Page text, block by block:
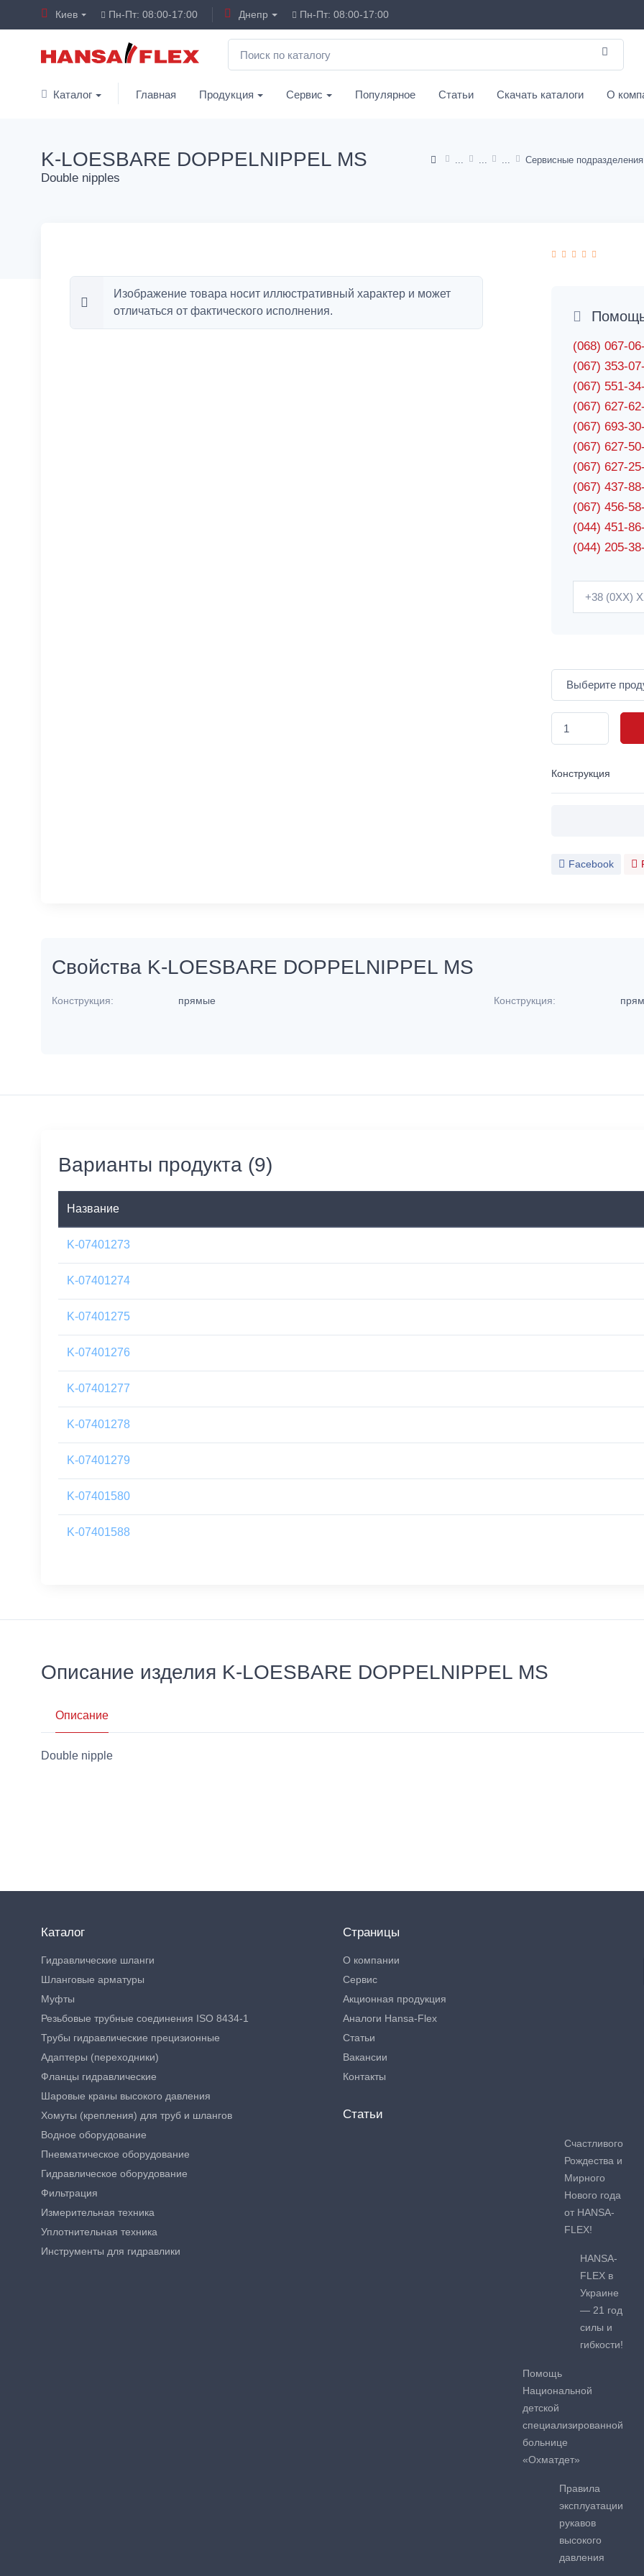
Киев Пн-Пт: 08:00-17:00 Днепр Пн-Пт: 08:00-17:00
Каталог Главная Продукция Сервис Популярное Статьи Скачать каталоги О
K-LOESBARE DOPPELNIPPEL MS
Double nipples
Изображение товара носит иллюстративный характер и может
отличаться от фактического исполнения.
(068) 067-
(067) 353-
(067) 551-
(067) 627-
(067) 693-
(067) 627-
(067) 627-
(067) 437-
(067) 456-
(044) 451-
(044) 205-
Конструкция
Facebook
Свойства K-LOESBARE DOPPELNIPPEL MS
Конструкция: прямые Конструкция:
Варианты продукта (9)
Название
K-07401273
K-07401274
K-07401275
K-07401276
K-07401277
K-07401278
K-07401279
K-07401580
K-07401588
Описание изделия K-LOESBARE DOPPELNIPPEL MS
Описание
Double nipple
Каталог
Гидравлические шланги
Шланговые арматуры
Муфты
Резьбовые трубные соединения ISO 8434-1
Трубы гидравлические прецизионные
Адаптеры (переходники)
Фланцы гидравлические
Шаровые краны высокого давления
Хомуты (крепления) для труб и шлангов
Водное оборудование
Пневматическое оборудование
Гидравлическое оборудование
Фильтрация
Измерительная техника
Уплотнительная техника
Инструменты для гидравлики
Страницы
О компании
Сервис
Акционная продукция
Аналоги Hansa-Flex
Статьи
Вакансии
Контакты
Статьи
Счастливого
Рождества и
Мирного
Нового года
от HANSA-
FLEX!
HANSA-
FLEX в
Украине
— 21 год
силы и
гибкости!
Помощь
Национальной
детской
специализированной
больнице
«Охматдет»
Правила
эксплуатации
рукавов
высокого
давления